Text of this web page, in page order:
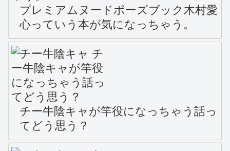
プレミアムヌードポーズブック木村愛
心っていう本が気になっちゃう。
チー牛陰キャが竿役になっちゃう話っ
てどう思う？